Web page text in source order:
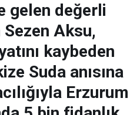
gelen değerli
Sezen Aksu,
kaybeden
Suda anısına
Erzurum